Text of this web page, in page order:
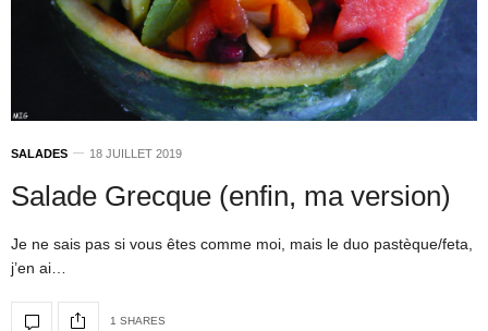
SALADES 18 JUILLET 2019
Salade Grecque (enfin, ma version)
Je ne sais pas si vous êtes comme moi, mais le duo pastèque/feta,
j’en ai…
1 SHARES